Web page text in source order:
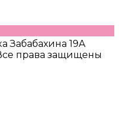
Забабахина 19А
права защищены